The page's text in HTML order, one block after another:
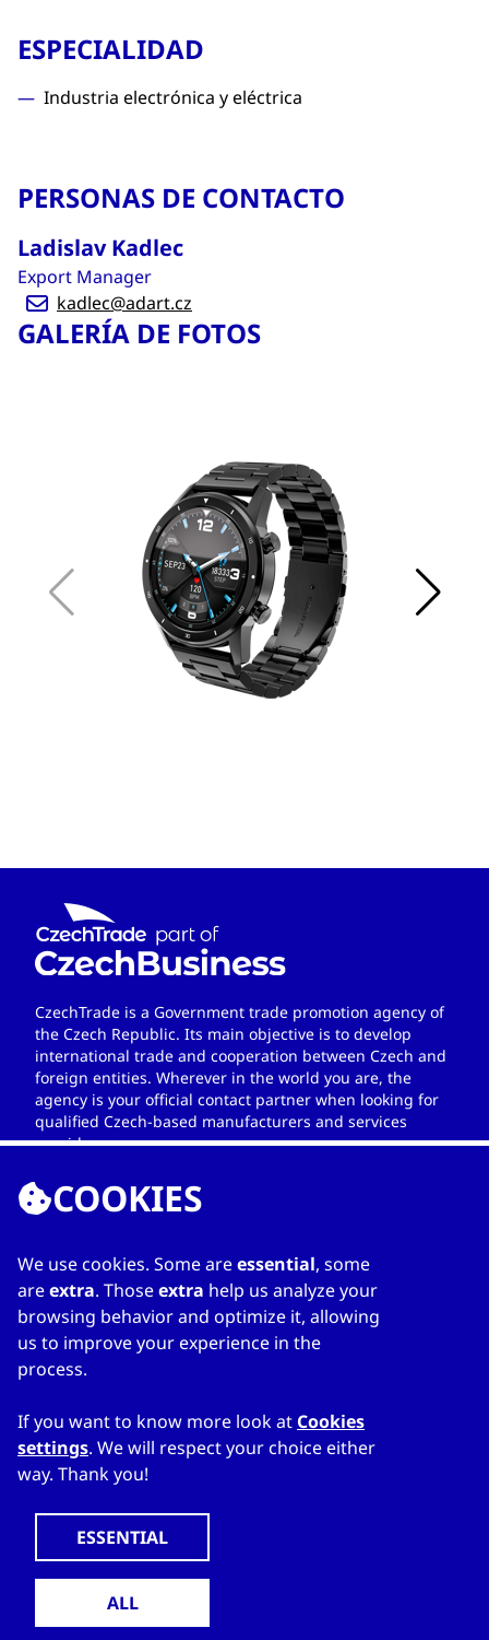
ESPECIALIDAD
Industria electrónica y eléctrica
PERSONAS DE CONTACTO
Ladislav Kadlec
Export Manager
kadlec@adart.cz
GALERÍA DE FOTOS
CzechTrade is a Government trade promotion agency of
the Czech Republic. Its main objective is to develop
international trade and cooperation between Czech and
foreign entities. Wherever in the world you are, the
agency is your official contact partner when looking for
qualified Czech-based manufacturers and services
providers.
ENLACES
Home
Sobre el directorio
Mi directorio
WWW.CZECHTRADEOFFICES.COM
© 2024 CzechTrade
COOKIES
We use cookies. Some areessential, some
areextra. Thoseextra help us analyze your
browsing behavior and optimize it, allowing
us to improve your experience in the
process.
If you want to know more look at Cookies
settings. We will respect your choice either
way. Thank you!